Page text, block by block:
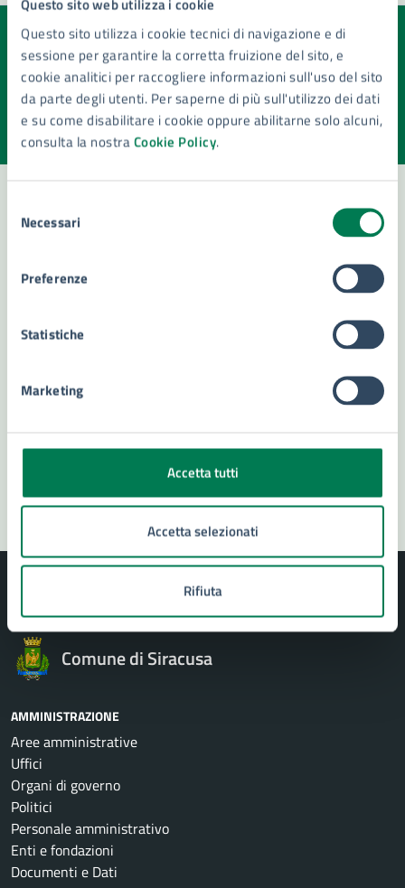
Questo sito web utilizza i cookie
Questo sito utilizza i cookie tecnici di navigazione e di
sessione per garantire la corretta fruizione del sito, e
cookie analitici per raccogliere informazioni sull'uso del sito
da parte degli utenti. Per saperne di più sull'utilizzo dei dati
e su come disabilitare i cookie oppure abilitarne solo alcuni,
consulta la nostraCookie Policy.
delNecessari
Preferenze
Statistiche
Marketing
Accetta tutti
Accetta selezionati
Rifiuta
Quanto sono chiare le informazioni su questa
pagina?
Valuta la chiarezza delle informazioni (da 1 a 5 stelle)
Seleziona il numero di stelle per valutare la chiarezza delle
Valuta 5 stelle su 5
Valuta 4 stelle su 5
Valuta 3 stelle su 5
Valuta 2 stelle su 5
Valuta 1 stelle su 5
Leggi le domande frequenti
Prenota appuntamento
Segnala disservizio
Comune di Siracusa
AMMINISTRAZIONE
Aree amministrative
Uffici
Organi di governo
Politici
Personale amministrativo
Enti e fondazioni
Documenti e Dati